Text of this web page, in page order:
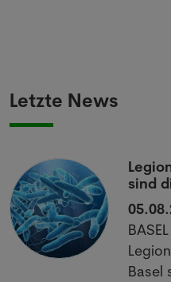
Letzte News
sind
Basel